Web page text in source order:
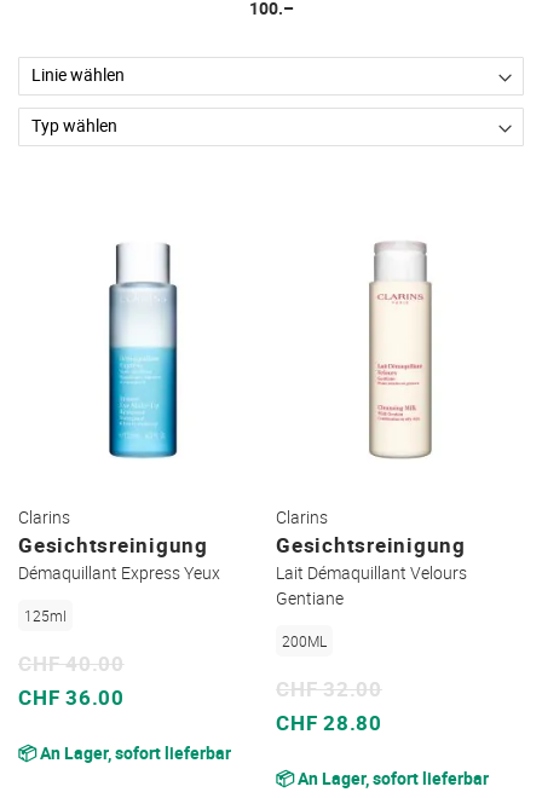
100.–
Clarins
Gesichtsreinigung
Démaquillant Express Yeux
125ml
Sonderpreis
CHF 36.00
CHF 40.00
📦 An Lager, sofort lieferbar
Clarins
Gesichtsreinigung
Lait Démaquillant Velours
Gentiane
200ML
Sonderpreis
CHF 28.80
CHF 32.00
📦 An Lager, sofort lieferbar